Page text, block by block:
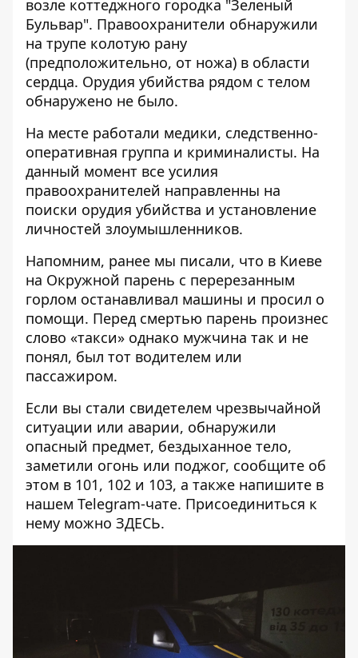
возле коттеджного городка "Зеленый
Бульвар". Правоохранители обнаружили
на трупе колотую рану
(предположительно, от ножа) в области
сердца. Орудия убийства рядом с телом
обнаружено не было.
На месте работали медики, следственно-
оперативная группа и криминалисты. На
данный момент все усилия
правоохранителей направленны на
поиски орудия убийства и установление
личностей злоумышленников.
Напомним, ранее мы писали, что в Киеве
на Окружной парень с перерезанным
горлом останавливал машины и просил о
помощи. Перед смертью парень произнес
слово «такси» однако мужчина так и не
понял, был тот водителем или
пассажиром.
Если вы стали свидетелем чрезвычайной
ситуации или аварии, обнаружили
опасный предмет, бездыханное тело,
заметили огонь или поджог, сообщите об
этом в 101, 102 и 103, а также напишите в
нашем Telegram-чате. Присоединиться к
нему можно ЗДЕСЬ.